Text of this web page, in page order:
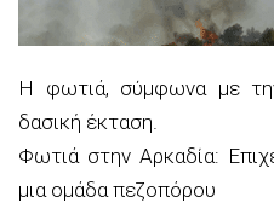
Η φωτιά, σύμφωνα με
δασική έκταση.
Φωτιά στην Αρκαδία:
μια ομάδα πεζοπόρου